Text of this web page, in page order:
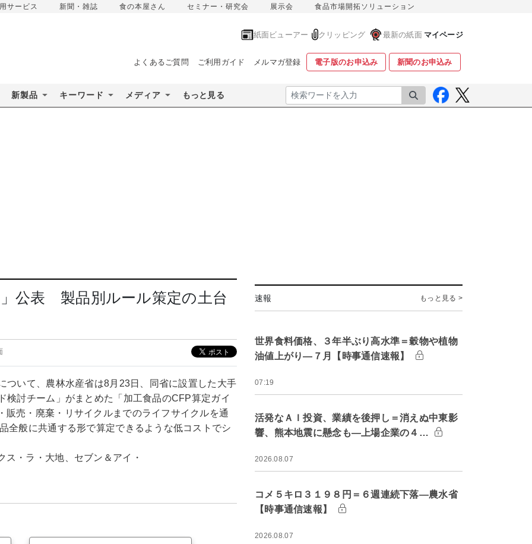
サービス 新聞・雑誌 食の本屋さん セミナー・研究会 展示会 食品市場開拓ソリューション
紙面ビューアー クリッピング 最新の紙面 マイページ
よくあるご質問 ご利用ガイド メルマガ登録 電子版のお申込み 新聞のお申込み
新製品 キーワード メディア もっと見る 検索
公表 製品別ルール策定の土台
ついて、農林水産省は8月23日、同省に設置した大手
討チーム」がまとめた「加工食品のCFP算定ガイ
売・廃棄・リサイクルまでのライフサイクルを通
全般に共通する形で算定できるような低コストでシ
・ラ・大地、セブン＆アイ・
速報 もっと見る >
世界食料価格、３年半ぶり高水準＝穀物や植物
油値上がり―７月【時事通信速報】
07:19
活発なＡＩ投資、業績を後押し＝消えぬ中東影
響、熊本地震に懸念も―上場企業の４…
2026.08.07
コメ５キロ３１９８円＝６週連続下落―農水省
【時事通信速報】
2026.08.07